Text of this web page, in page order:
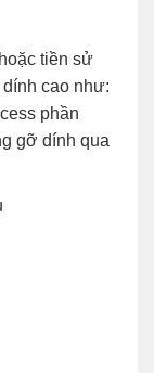
tiền sử
cao như:
phần
gỡ dính qua